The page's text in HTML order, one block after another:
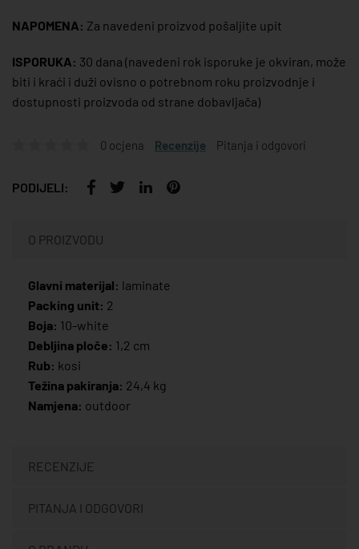
NAPOMENA: Za navedeni proizvod pošaljite upit
ISPORUKA: 30 dana (navedeni rok isporuke je okviran, može
biti i kraći i duži ovisno o potrebnom roku proizvodnje i
dostupnosti proizvoda od strane dobavljača)
0 ocjena Recenzije Pitanja i odgovori
PODIJELI:
O PROIZVODU
Glavni materijal: laminate
Packing unit: 2
Boja: 10-white
Debljina ploče: 1,2 cm
Rub: kosi
Težina pakiranja: 24,4 kg
Namjena: outdoor
RECENZIJE
PITANJA I ODGOVORI